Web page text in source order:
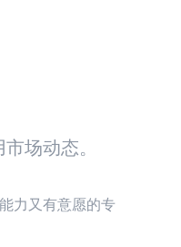
场动态。
力又有意愿的专